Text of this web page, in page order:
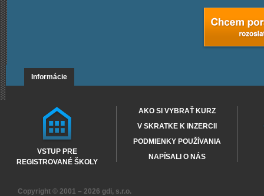
Informácie
VSTUP PRE
REGISTROVANÉ ŠKOLY
AKO SI VYBRAŤ KURZ
V SKRATKE K INZERCII
PODMIENKY POUŽÍVANIA
NAPÍSALI O NÁS
Copyright © 2001 – 2026 gdi, s.r.o.